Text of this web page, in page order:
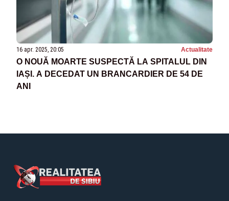
16 apr. 2025, 20:05 Actualitate
O NOUĂ MOARTE SUSPECTĂ LA SPITALUL DIN
IAȘI. A DECEDAT UN BRANCARDIER DE 54 DE
ANI